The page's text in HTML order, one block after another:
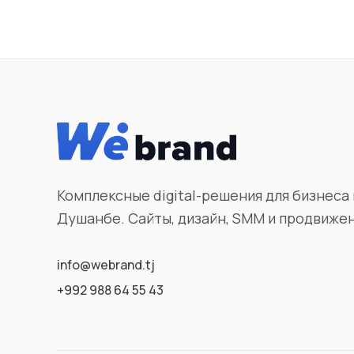
Комплексные digital-решения для бизнеса
Душанбе. Сайты, дизайн, SMM и
info@webrand.tj
+992 988 64 55 43